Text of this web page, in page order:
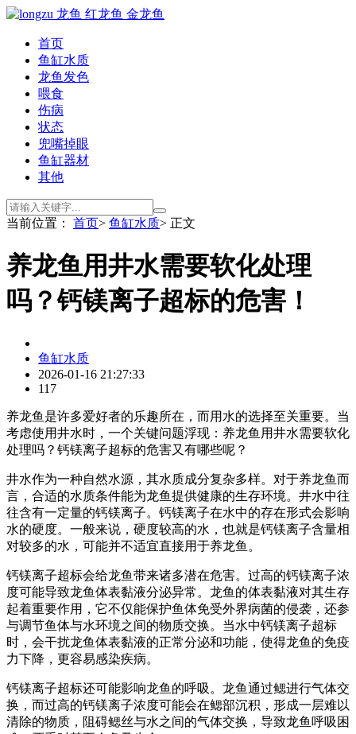
首页
鱼缸水质
龙鱼发色
喂食
伤病
状态
兜嘴掉眼
鱼缸器材
其他
当前位置： 首页> 鱼缸水质> 正文
养龙鱼用井水需要软化处理
吗？钙镁离子超标的危害！
鱼缸水质
2026-01-16 21:27:33
117
养龙鱼是许多爱好者的乐趣所在，而用水的选择至关重要。当
考虑使用井水时，一个关键问题浮现：养龙鱼用井水需要软化
处理吗？钙镁离子超标的危害又有哪些呢？
井水作为一种自然水源，其水质成分复杂多样。对于养龙鱼而
言，合适的水质条件能为龙鱼提供健康的生存环境。井水中往
往含有一定量的钙镁离子。钙镁离子在水中的存在形式会影响
水的硬度。一般来说，硬度较高的水，也就是钙镁离子含量相
对较多的水，可能并不适宜直接用于养龙鱼。
钙镁离子超标会给龙鱼带来诸多潜在危害。过高的钙镁离子浓
度可能导致龙鱼体表黏液分泌异常。龙鱼的体表黏液对其生存
起着重要作用，它不仅能保护鱼体免受外界病菌的侵袭，还参
与调节鱼体与水环境之间的物质交换。当水中钙镁离子超标
时，会干扰龙鱼体表黏液的正常分泌和功能，使得龙鱼的免疫
力下降，更容易感染疾病。
钙镁离子超标还可能影响龙鱼的呼吸。龙鱼通过鳃进行气体交
换，而过高的钙镁离子浓度可能会在鳃部沉积，形成一层难以
清除的物质，阻碍鳃丝与水之间的气体交换，导致龙鱼呼吸困